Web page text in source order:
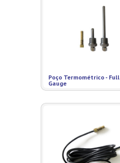
Poço Termométrico - Full
Gauge